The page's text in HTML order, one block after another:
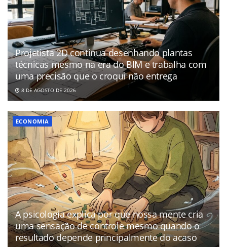
Projetista 2D continua desenhando plantas
técnicas mesmo na era do BIM e trabalha com
uma precisão que o croqui não entrega
8 DE AGOSTO DE 2026
ECONOMIA
A psicologia explica por que nossa mente cria
uma sensação de controle mesmo quando o
resultado depende principalmente do acaso